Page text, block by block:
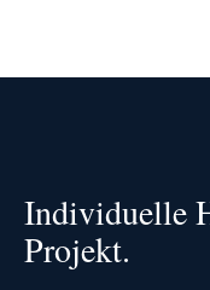
Individuelle
Projekt.